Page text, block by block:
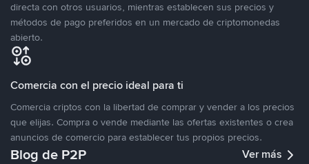
directa con otros usuarios, mientras establecen sus precios y
métodos de pago preferidos en un mercado de criptomonedas
abierto.
Comercia con el precio ideal para ti
Comercia criptos con la libertad de comprar y vender a los precios
que elijas. Compra o vende mediante las ofertas existentes o crea
anuncios de comercio para establecer tus propios precios.
Blog de P2P Ver más